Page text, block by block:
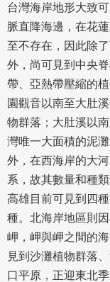
台灣海岸地形大致
脈直降海邊，在花
至不存在，因此除
外，尚可見到中央
帶、亞熱帶壓縮的
園觀音以南至大肚
物群落；大肚溪以
灣唯一大面積的泥
外，在西海岸的大
系，故其數量和種
高雄目前可見到四
種。北海岸地區則
岬，岬與岬之間的
見到沙灘植物群落
口平原，正迎東北